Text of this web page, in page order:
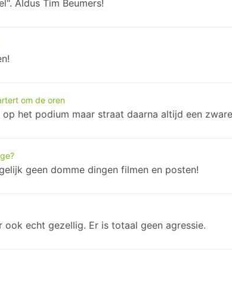
Aldus Tim Beumers!
om de oren
het podium maar straat daarna altijd een
geen domme dingen filmen en posten!
echt gezellig. Er is totaal geen agressie.